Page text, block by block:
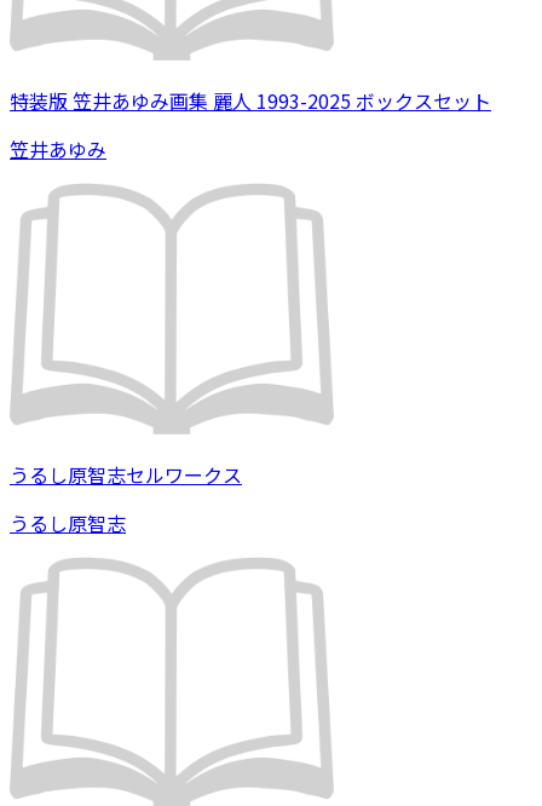
特装版 笠井あゆみ画集 麗人 1993-2025 ボックスセット
笠井あゆみ
うるし原智志セルワークス
うるし原智志